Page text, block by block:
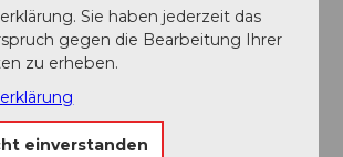
Plaza(kostenpflichtig)
/ SZ(kostenpflichtig)
Pfäffikon / SZ. Die Tour kann auch
Sie haben jederzeit das
gegen die Bearbeitung Ihrer
zu erheben.
einverstanden